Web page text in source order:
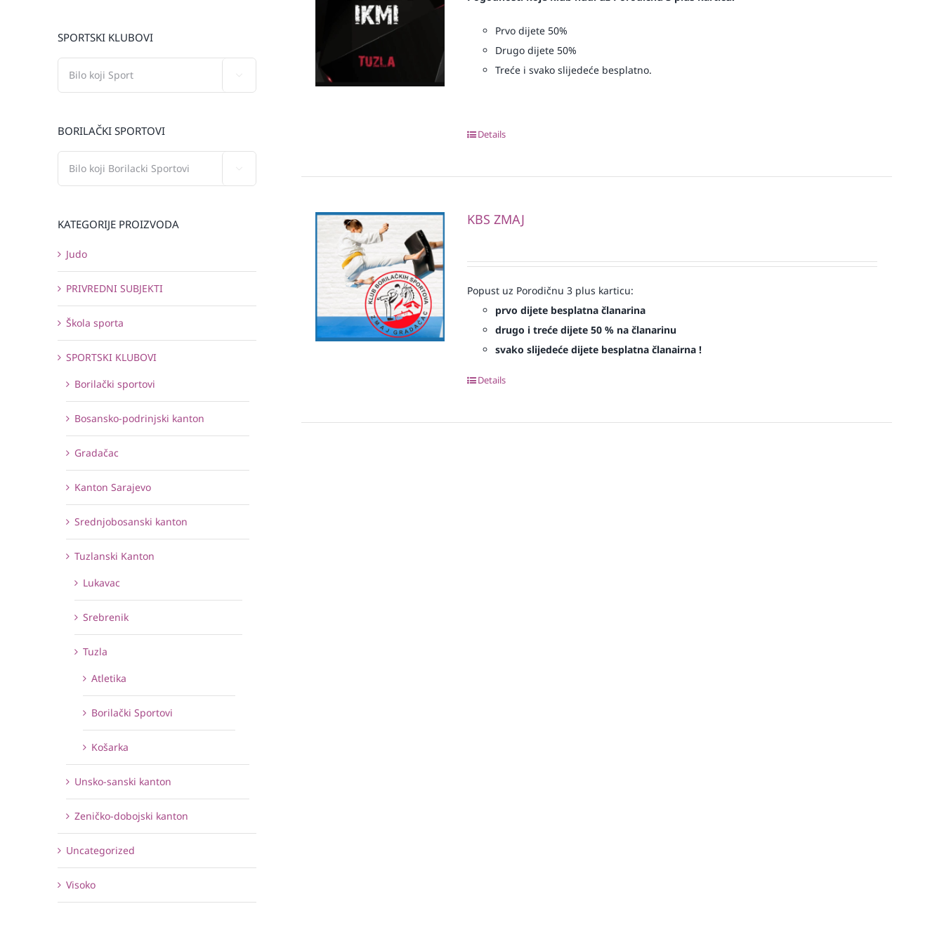
Prvo dijete 50%
Drugo dijete 50%
Treće i svako slijedeće besplatno.
Details
KBS ZMAJ
Popust uz Porodičnu 3 plus karticu:
prvo dijete besplatna članarina
drugo i treće dijete 50 % na članarinu
svako slijedeće dijete besplatna članairna !
Details
SPORTSKI KLUBOVI
BORILAČKI SPORTOVI
KATEGORIJE PROIZVODA
Judo
PRIVREDNI SUBJEKTI
Škola sporta
SPORTSKI KLUBOVI
Borilački sportovi
Bosansko-podrinjski kanton
Gradačac
Kanton Sarajevo
Srednjobosanski kanton
Tuzlanski Kanton
Lukavac
Srebrenik
Tuzla
Atletika
Borilački Sportovi
Košarka
Unsko-sanski kanton
Zeničko-dobojski kanton
Uncategorized
Visoko